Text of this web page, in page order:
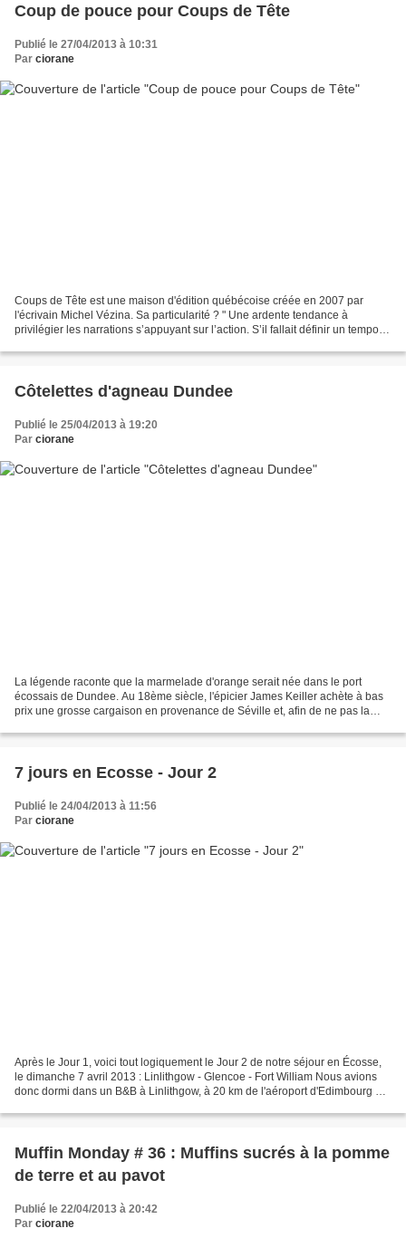
Coup de pouce pour Coups de Tête
Publié le 27/04/2013 à 10:31
Par ciorane
Coups de Tête est une maison d'édition québécoise créée en 2007 par
l'écrivain Michel Vézina. Sa particularité ? " Une ardente tendance à
privilégier les narrations s’appuyant sur l’action. S’il fallait définir un tempo, il
Côtelettes d'agneau Dundee
Publié le 25/04/2013 à 19:20
Par ciorane
La légende raconte que la marmelade d'orange serait née dans le port
écossais de Dundee. Au 18ème siècle, l'épicier James Keiller achète à bas
prix une grosse cargaison en provenance de Séville et, afin de ne pas la
7 jours en Ecosse - Jour 2
Publié le 24/04/2013 à 11:56
Par ciorane
Après le Jour 1, voici tout logiquement le Jour 2 de notre séjour en Écosse,
le dimanche 7 avril 2013 : Linlithgow - Glencoe - Fort William Nous avions
donc dormi dans un B&B à Linlithgow, à 20 km de l'aéroport d'Edimbourg et
Muffin Monday # 36 : Muffins sucrés à la pomme
de terre et au pavot
Publié le 22/04/2013 à 20:42
Par ciorane